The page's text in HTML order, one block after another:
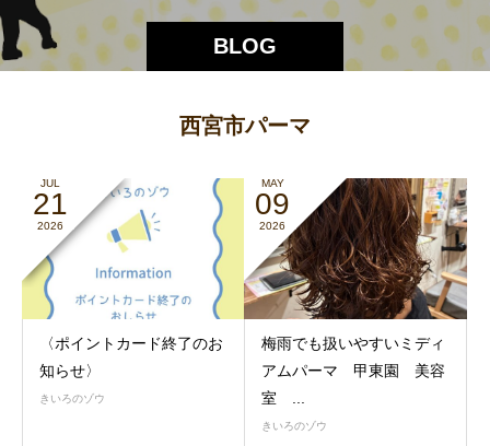
BLOG
西宮市パーマ
JUL
21
2026
〈ポイントカード終了のお
知らせ〉
きいろのゾウ
MAY
09
2026
梅雨でも扱いやすいミディ
アムパーマ 甲東園 美容
室 ...
きいろのゾウ